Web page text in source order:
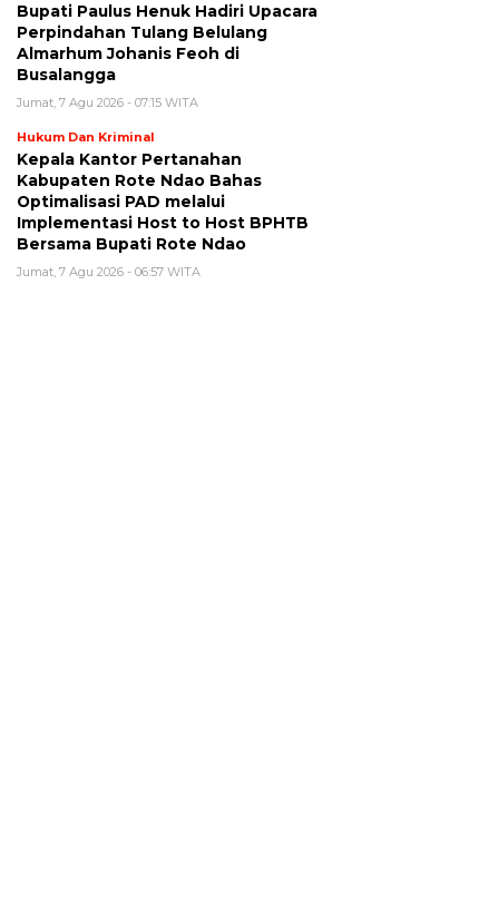
Bupati Paulus Henuk Hadiri Upacara
Perpindahan Tulang Belulang
Almarhum Johanis Feoh di
Busalangga
Jumat, 7 Agu 2026 - 07:15 WITA
Hukum Dan Kriminal
Kepala Kantor Pertanahan
Kabupaten Rote Ndao Bahas
Optimalisasi PAD melalui
Implementasi Host to Host BPHTB
Bersama Bupati Rote Ndao
Jumat, 7 Agu 2026 - 06:57 WITA